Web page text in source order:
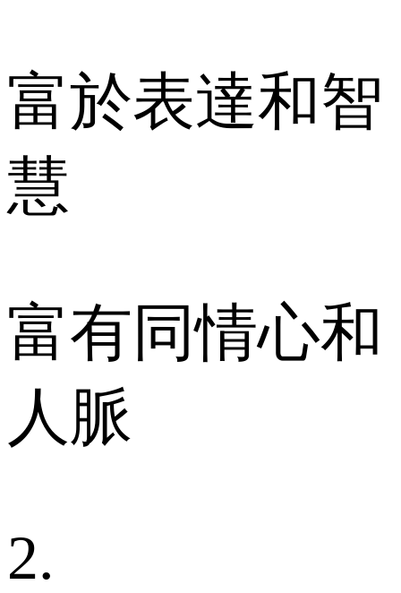
富於表達和智
慧
富有同情心和
人脈
2.